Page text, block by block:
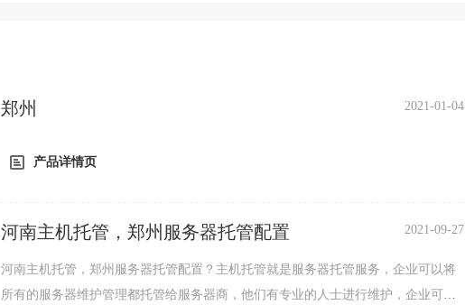
郑州 2021-01-04
产品详情页
河南主机托管，郑州服务器托管配置 2021-09-27
河南主机托管，郑州服务器托管配置？主机托管就是服务器托管服务，企业可以将
所有的服务器维护管理都托管给服务器商，他们有专业的人士进行维护，企业可以